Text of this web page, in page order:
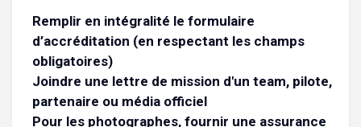
Remplir en intégralité le formulaire
d’accréditation (en respectant les champs
obligatoires)
Joindre une lettre de mission d'un team, pilote,
partenaire ou média officiel
Pour les photographes, fournir une assurance